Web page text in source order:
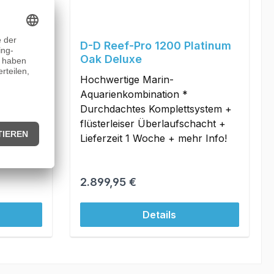
+
Info!
D-D Reef-Pro 1200 Platinum
Oak Deluxe
Hochwertige Marin-
Aquarienkombination *
Durchdachtes Komplettsystem +
flüsterleiser Überlaufschacht +
Lieferzeit 1 Woche + mehr Info!
Regulärer Preis:
2.899,95 €
Details